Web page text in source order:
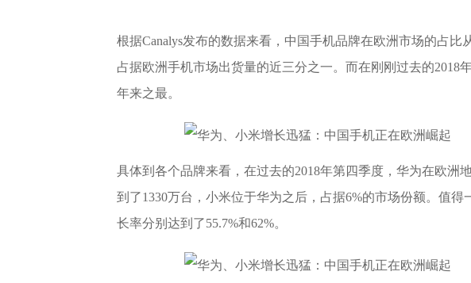
根据Canalys发布的数据来看，中国手机品牌在欧洲市场的占比
占据欧洲手机市场出货量的近三分之一。而在刚刚过去的2018
年来之最。
具体到各个品牌来看，在过去的2018年第四季度，华为在欧洲
到了1330万台，小米位于华为之后，占据6%的市场份额。值
长率分别达到了55.7%和62%。